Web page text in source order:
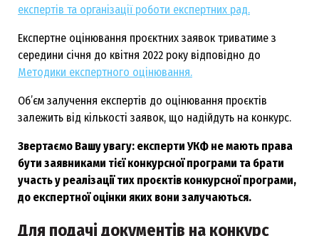
експертів та організації роботи експертних рад.
Експертне оцінювання проєктних заявок триватиме з
середини січня до квітня 2022 року відповідно до
Методики експертного оцінювання.
Об’єм залучення експертів до оцінювання проєктів
залежить від кількості заявок, що надійдуть на конкурс.
Звертаємо Вашу увагу: експерти УКФ не мають права
бути заявниками тієї конкурсної програми та брати
участь у реалізації тих проєктів конкурсної програми,
до експертної оцінки яких вони залучаються.
Для подачі документів на конкурс